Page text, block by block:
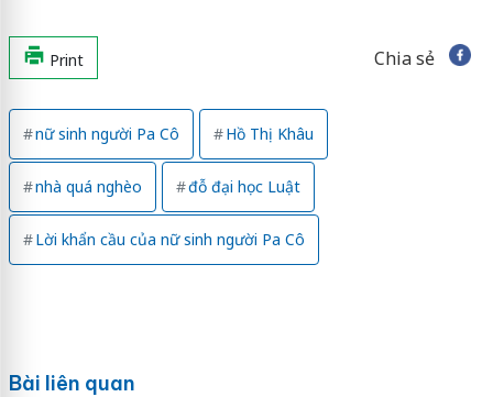
Print Chia sẻ
nữ sinh người Pa Cô Hồ Thị Khâu
nhà quá nghèo đỗ đại học Luật
Lời khẩn cầu của nữ sinh người Pa Cô
Bài liên quan